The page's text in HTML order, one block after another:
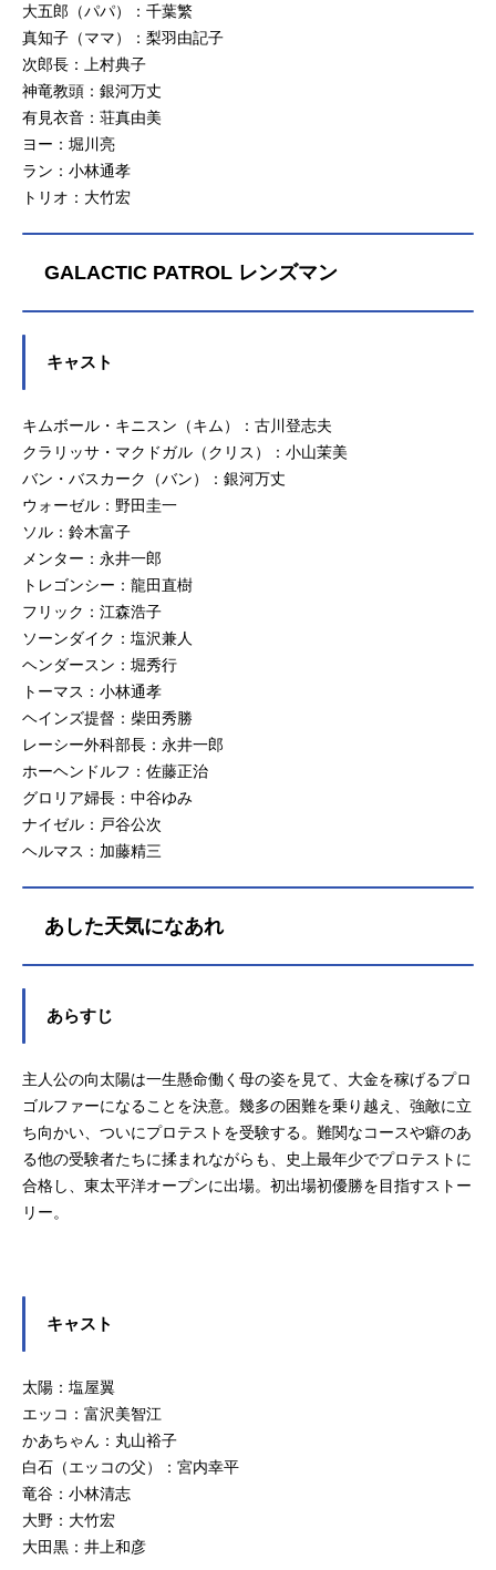
（土）地獄編：1988年2月8日（月）
宏 小塚憲夫脚本：星山博之 武上
弘（Ｆｒｏｍ竜童組）アニメーショ
ン制作：東映動画（東映アニメーシ
ョン...
大五郎（パパ）：千葉繁
真知子（ママ）：梨羽由記子
次郎長：上村典子
神竜教頭：銀河万丈
有見衣音：荘真由美
ヨー：堀川亮
ラン：小林通孝
トリオ：大竹宏
GALACTIC PATROL レンズマン
キャスト
キムボール・キニスン（キム）：古川登志夫
クラリッサ・マクドガル（クリス）：小山茉美
バン・バスカーク（バン）：銀河万丈
ウォーゼル：野田圭一
ソル：鈴木富子
メンター：永井一郎
トレゴンシー：龍田直樹
フリック：江森浩子
ソーンダイク：塩沢兼人
ヘンダースン：堀秀行
トーマス：小林通孝
ヘインズ提督：柴田秀勝
レーシー外科部長：永井一郎
ホーヘンドルフ：佐藤正治
グロリア婦長：中谷ゆみ
ナイゼル：戸谷公次
ヘルマス：加藤精三
あした天気になあれ
あらすじ
主人公の向太陽は一生懸命働く母の姿を見て、大金を稼げるプロ
ゴルファーになることを決意。幾多の困難を乗り越え、強敵に立
ち向かい、ついにプロテストを受験する。難関なコースや癖のあ
る他の受験者たちに揉まれながらも、史上最年少でプロテストに
合格し、東太平洋オープンに出場。初出場初優勝を目指すストー
リー。
キャスト
太陽：塩屋翼
エッコ：富沢美智江
かあちゃん：丸山裕子
白石（エッコの父）：宮内幸平
竜谷：小林清志
大野：大竹宏
大田黒：井上和彦